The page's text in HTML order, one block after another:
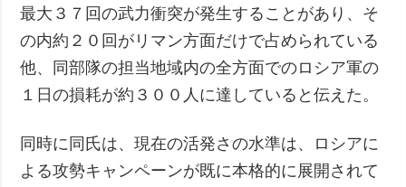
最大３７回の武力衝突が発生することがあり、そ
の内約２０回がリマン方面だけで占められている
他、同部隊の担当地域内の全方面でのロシア軍の
１日の損耗が約３００人に達していると伝えた。
同時に同氏は、現在の活発さの水準は、ロシアに
よる攻勢キャンペーンが既に本格的に展開されて